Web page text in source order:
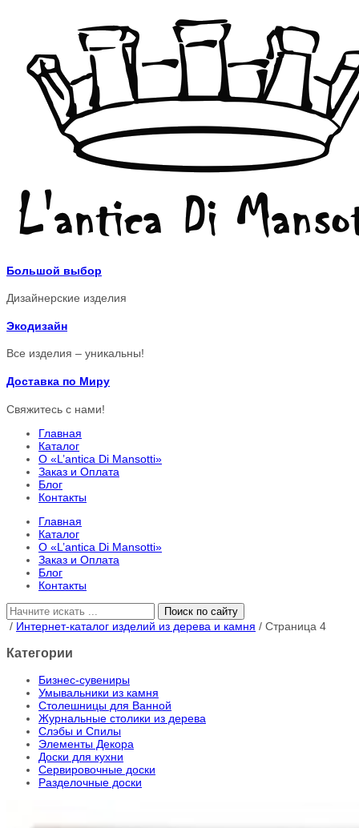
Большой выбор
Дизайнерские изделия
Экодизайн
Все изделия – уникальны!
Доставка по Миру
Свяжитесь с нами!
Главная
Каталог
О «L’antica Di Mansotti»
Заказ и Оплата
Блог
Контакты
Главная
Каталог
О «L’antica Di Mansotti»
Заказ и Оплата
Блог
Контакты
Поиск по сайту
/ Интернет-каталог изделий из дерева и камня / Страница 4
Категории
Бизнес-сувениры
Умывальники из камня
Столешницы для Ванной
Журнальные столики из дерева
Слэбы и Спилы
Элементы Декора
Доски для кухни
Сервировочные доски
Разделочные доски